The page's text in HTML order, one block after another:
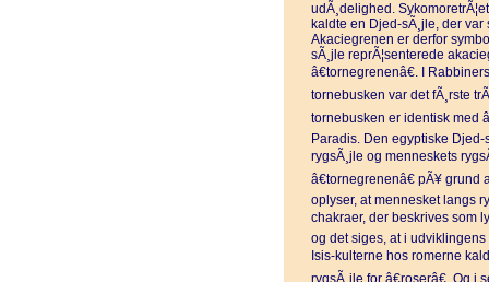
udÃ¸delighed.
kaldte en Djed-sÃ¸jle, der
Akaciegrenen er derfor
sÃ¸jle reprÃ¦senterede
â€tornegrenenâ€. I
tornebusken var det fÃ¸rste
tornebusken er identisk med
Paradis. Den egyptiske
rygsÃ¸jle og menneskets
â€tornegrenenâ€ pÃ¥
oplyser, at mennesket langs
chakraer, der beskrives som
og det siges, at i
Isis-kulterne hos romerne
rygsÃ¸jle for â€roserâ€. Og